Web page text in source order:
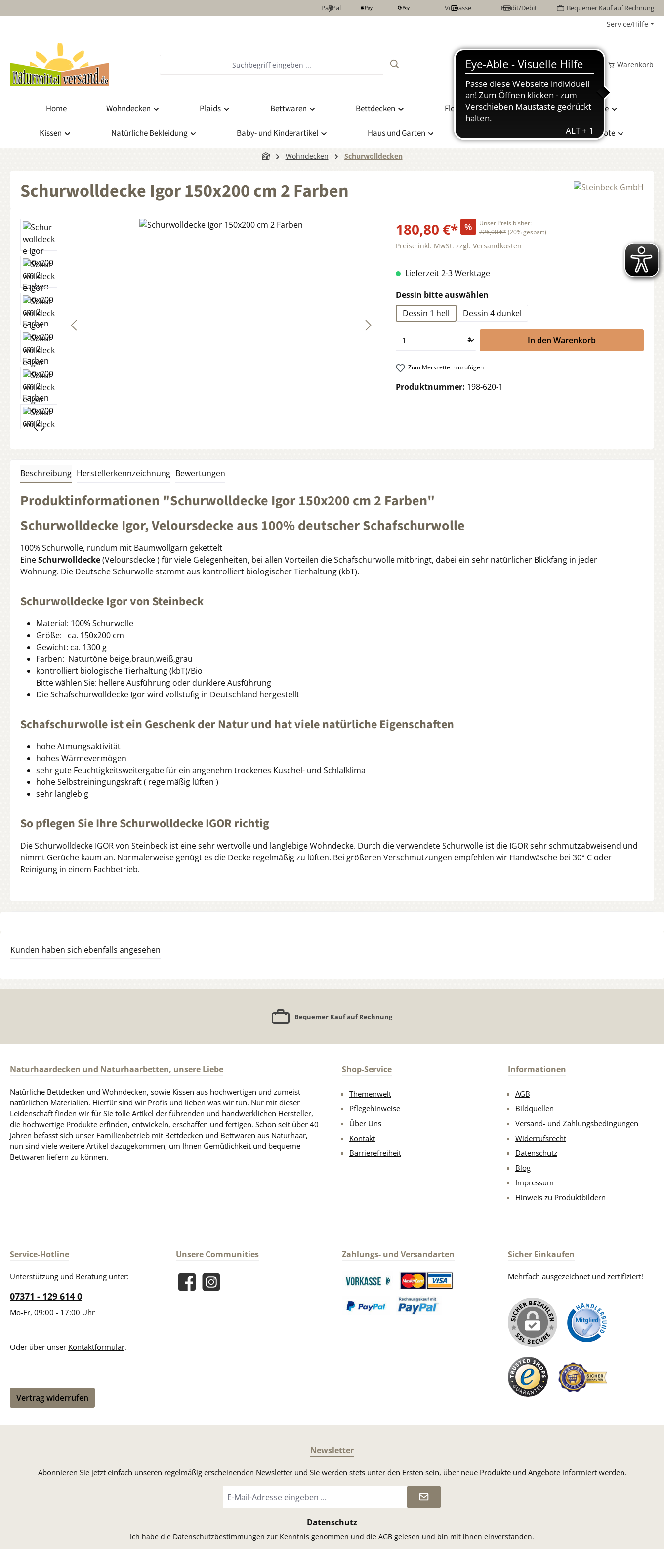
PayPal Vorkasse Kredit/Debit Bequemer Kauf auf Rechnung
Service/Hilfe
Wunschzettel Mein Konto Warenkorb
Home Wohndecken Plaids Bettwaren Bettdecken Flor Naturhaarbetten Bettwäsche
Kissen Natürliche Bekleidung Baby- und Kinderartikel Haus und Garten Sonderangebote
Wohndecken Schurwolldecken
Schurwolldecke Igor 150x200 cm 2 Farben
Bildergalerie überspringen 180,80 €* %
Unser Preis bisher:
226,00 €* (20% gespart)
Preise inkl. MwSt. zzgl. Versandkosten
Lieferzeit 2-3 Werktage
Dessin bitte auswählenauswählen
Dessin 1 hell
Dessin 4 dunkel
In den Warenkorb
Zum Merkzettel hinzufügen
Produktnummer: 198-620-1
Beschreibung Herstellerkennzeichnung Bewertungen
Produktinformationen "Schurwolldecke Igor 150x200 cm 2 Farben"
Schurwolldecke Igor, Veloursdecke aus 100% deutscher Schafschurwolle
100% Schurwolle, rundum mit Baumwollgarn gekettelt
EineSchurwolldecke(Veloursdecke ) für viele Gelegenheiten, bei allen Vorteilen die Schafschurwolle mitbringt, dabei ein sehr natürlicher Blickfang in jeder
Wohnung. Die Deutsche Schurwolle stammt aus kontrolliert biologischer Tierhaltung (kbT).
Schurwolldecke Igor von Steinbeck
Material: 100% Schurwolle
Größe: ca. 150x200 cm
Gewicht: ca. 1300 g
Farben: Naturtöne beige,braun,weiß,grau
kontrolliert biologische Tierhaltung (kbT)/Bio
Bitte wählen Sie: hellere Ausführung oder dunklere Ausführung
Die Schafschurwolldecke Igor wird vollstufig in Deutschland hergestellt
Schafschurwolle ist ein Geschenk der Natur und hat viele natürliche Eigenschaften
hohe Atmungsaktivität
hohes Wärmevermögen
sehr gute Feuchtigkeitsweitergabe für ein angenehm trockenes Kuschel- und Schlafklima
hohe Selbstreiningungskraft ( regelmäßig lüften )
sehr langlebig
So pflegen Sie Ihre Schurwolldecke IGOR richtig
Die Schurwolldecke IGOR von Steinbeck ist eine sehr wertvolle und langlebige Wohndecke. Durch die verwendete Schurwolle ist die IGOR sehr schmutzabweisend und
nimmt Gerüche kaum an. Normalerweise genügt es die Decke regelmäßig zu lüften. Bei größeren Verschmutzungen empfehlen wir Handwäsche bei 30° C oder
Reinigung in einem Fachbetrieb.
Kunden haben sich ebenfalls angesehen
Bequemer Kauf auf Rechnung
Naturhaardecken und Naturhaarbetten, unsere Liebe
Natürliche Bettdecken und Wohndecken, sowie Kissen aus hochwertigen und zumeist
natürlichen Materialien. Hierfür sind wir Profis und lieben was wir tun. Nur mit dieser
Leidenschaft finden wir für Sie tolle Artikel der führenden und handwerklichen Hersteller,
die hochwertige Produkte erfinden, entwickeln, erschaffen und fertigen. Schon seit über 40
Jahren befasst sich unser Familienbetrieb mit Bettdecken und Bettwaren aus Naturhaar,
nun sind viele weitere Artikel dazugekommen, um Ihnen Gemütlichkeit und bequeme
Bettwaren liefern zu können.
Shop-Service
Themenwelt
Pflegehinweise
Über Uns
Kontakt
Barrierefreiheit
Informationen
AGB
Bildquellen
Versand- und Zahlungsbedingungen
Widerrufsrecht
Datenschutz
Blog
Impressum
Hinweis zu Produktbildern
Service-Hotline
Unterstützung und Beratung unter:
07371 - 129 614 0
Mo-Fr, 09:00 - 17:00 Uhr
Oder über unser Kontaktformular.
Vertrag widerrufen
Unsere Communities
FacebookInstagram
Zahlungs- und Versandarten
Benutzerdefiniertes Bild 1Benutzerdefiniertes Bild 2
Sicher Einkaufen
Mehrfach ausgezeichnet und zertifiziert!
Newsletter
Abonnieren Sie jetzt einfach unseren regelmäßig erscheinenden Newsletter und Sie werden stets unter den Ersten sein, über neue Produkte und Angebote informiert werden.
Mail-
Adresse
Datenschutz
Ich habe die Datenschutzbestimmungen zur Kenntnis genommen und die AGB gelesen und bin mit ihnen einverstanden.